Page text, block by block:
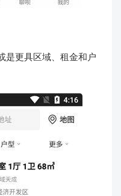
是更具区域、租金和户